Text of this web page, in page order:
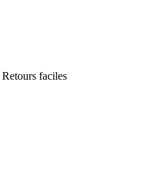
Retours faciles